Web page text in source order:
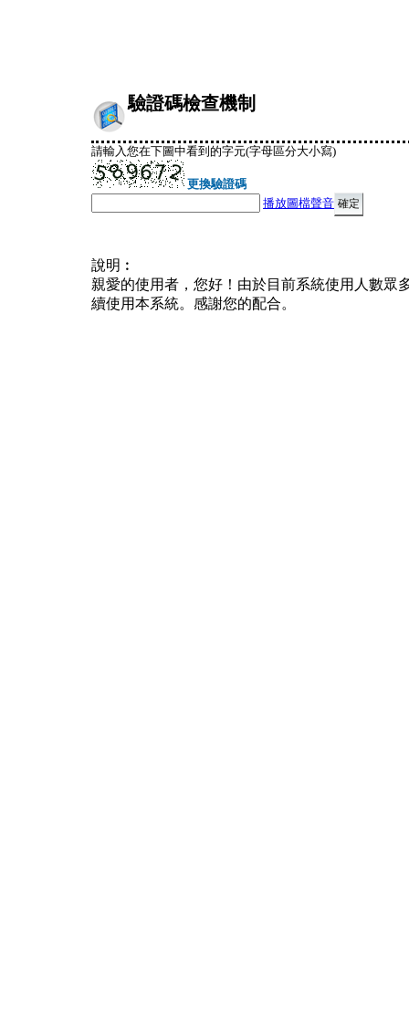
驗證碼檢查機制
請輸入您在下圖中看到的字元(字母區分大小寫)
更換驗證碼
播放圖檔聲音
說明︰
親愛的使用者，您好！由於目前系統使用人數眾
續使用本系統。感謝您的配合。